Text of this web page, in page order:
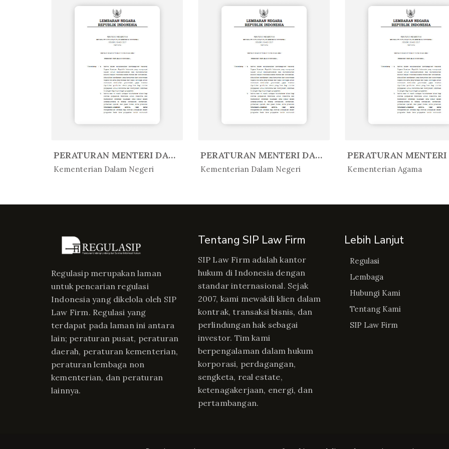
PERATURAN MENTERI DALAM NEGERI R...
Kementerian Dalam Negeri
In Peratur...
PERATURAN MENTERI DALAM NEGERI R...
Kementerian Dalam Negeri
In Peratur... Kementerian Agama
In Peratur...
Regulasip merupakan laman
untuk pencarian regulasi
Indonesia yang dikelola oleh SIP
Law Firm. Regulasi yang
terdapat pada laman ini antara
lain; peraturan pusat, peraturan
daerah, peraturan kementerian,
peraturan lembaga non
kementerian, dan peraturan
lainnya.
Tentang SIP Law Firm
SIP Law Firm adalah kantor
hukum di Indonesia dengan
standar internasional. Sejak
2007, kami mewakili klien dalam
kontrak, transaksi bisnis, dan
perlindungan hak sebagai
investor. Tim kami
berpengalaman dalam hukum
korporasi, perdagangan,
sengketa, real estate,
ketenagakerjaan, energi, dan
pertambangan.
Lebih Lanjut
Regulasi
Lembaga
Hubungi Kami
Tentang Kami
SIP Law Firm